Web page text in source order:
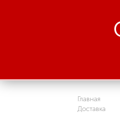
Главная
Доставка